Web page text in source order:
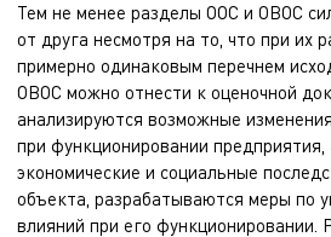
Тем не менее разделы ООС и ОВОС
от друга несмотря на то, что при их
примерно одинаковым перечнем
ОВОС можно отнести к оценочной
анализируются возможные
при функционировании
экономические и социальные
объекта, разрабатываются меры по
влияний при его функционировании.